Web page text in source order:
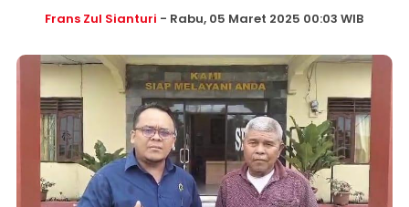
Frans Zul Sianturi - Rabu, 05 Maret 2025 00:03 WIB